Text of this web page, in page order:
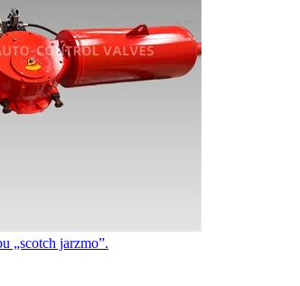
„scotch jarzmo”.